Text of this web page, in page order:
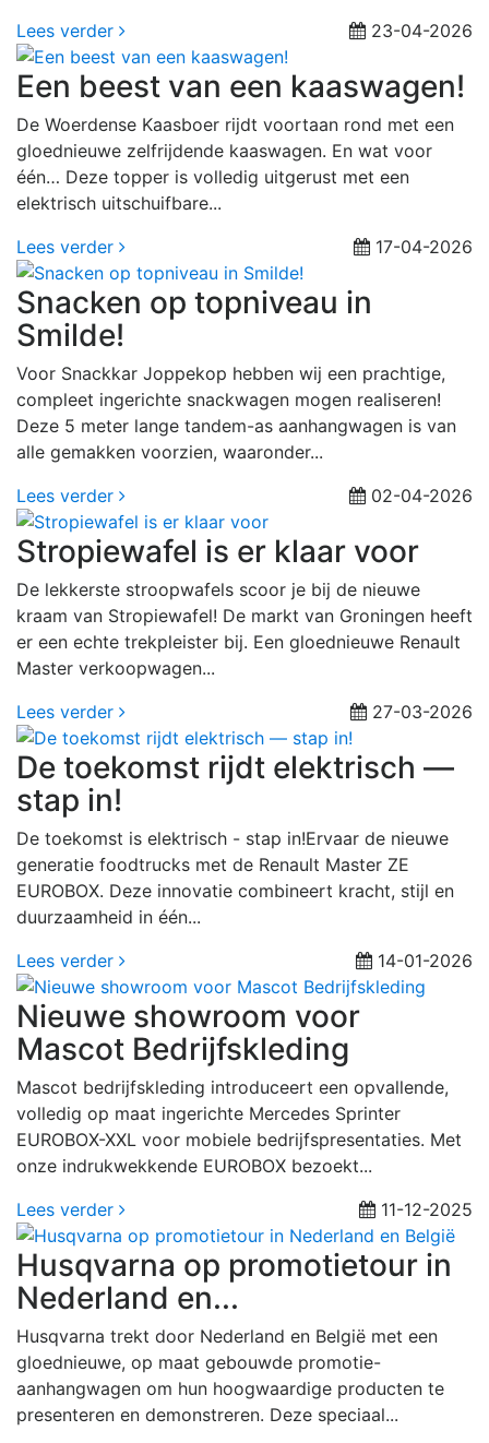
Lees verder
23-04-2026
Een beest van een kaaswagen!
De Woerdense Kaasboer rijdt voortaan rond met een
gloednieuwe zelfrijdende kaaswagen. En wat voor
één… Deze topper is volledig uitgerust met een
elektrisch uitschuifbare...
Lees verder
17-04-2026
Snacken op topniveau in
Smilde!
Voor Snackkar Joppekop hebben wij een prachtige,
compleet ingerichte snackwagen mogen realiseren!
Deze 5 meter lange tandem-as aanhangwagen is van
alle gemakken voorzien, waaronder...
Lees verder
02-04-2026
Stropiewafel is er klaar voor
De lekkerste stroopwafels scoor je bij de nieuwe
kraam van Stropiewafel! De markt van Groningen heeft
er een echte trekpleister bij. Een gloednieuwe Renault
Master verkoopwagen...
Lees verder
27-03-2026
De toekomst rijdt elektrisch —
stap in!
De toekomst is elektrisch - stap in!Ervaar de nieuwe
generatie foodtrucks met de Renault Master ZE
EUROBOX. Deze innovatie combineert kracht, stijl en
duurzaamheid in één...
Lees verder
14-01-2026
Nieuwe showroom voor
Mascot Bedrijfskleding
Mascot bedrijfskleding introduceert een opvallende,
volledig op maat ingerichte Mercedes Sprinter
EUROBOX-XXL voor mobiele bedrijfspresentaties. Met
onze indrukwekkende EUROBOX bezoekt...
Lees verder
11-12-2025
Husqvarna op promotietour in
Nederland en...
Husqvarna trekt door Nederland en België met een
gloednieuwe, op maat gebouwde promotie-
aanhangwagen om hun hoogwaardige producten te
presenteren en demonstreren. Deze speciaal...